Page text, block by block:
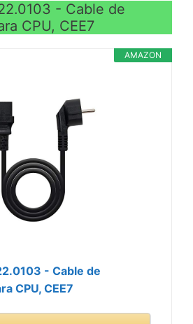
- Cable de
CPU, CEE7
AMAZON
- Cable de
CPU, CEE7